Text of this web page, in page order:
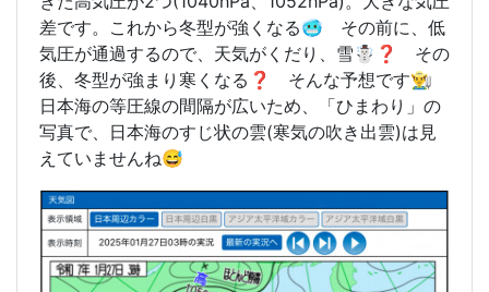
差です。これから冬型が強くなる🥶 その前に、低
気圧が通過するので、天気がくだり、雪☃️❓ その
後、冬型が強まり寒くなる❓ そんな予想です👨‍🌾
日本海の等圧線の間隔が広いため、「ひまわり」の
写真で、日本海のすじ状の雲(寒気の吹き出雲)は見
えていませんね😅